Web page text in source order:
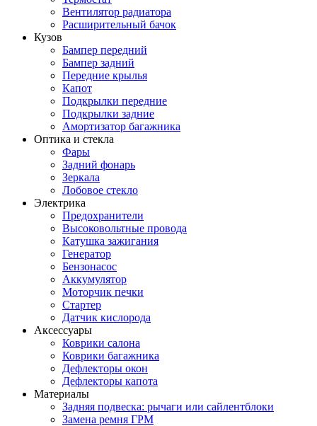
Вентилятор радиатора
Расширительный бачок
Кузов
Бампер передний
Бампер задний
Передние крылья
Капот
Подкрылки передние
Подкрылки задние
Амортизатор багажника
Оптика и стекла
Фары
Задний фонарь
Зеркала
Лобовое стекло
Электрика
Предохранители
Высоковольтные провода
Катушка зажигания
Генератор
Бензонасос
Аккумулятор
Моторчик печки
Стартер
Датчик кислорода
Аксессуары
Коврики салона
Коврики багажника
Дефлекторы окон
Дефлекторы капота
Материалы
Задняя подвеска: рычаги или сайлентблоки
Замена ремня ГРМ